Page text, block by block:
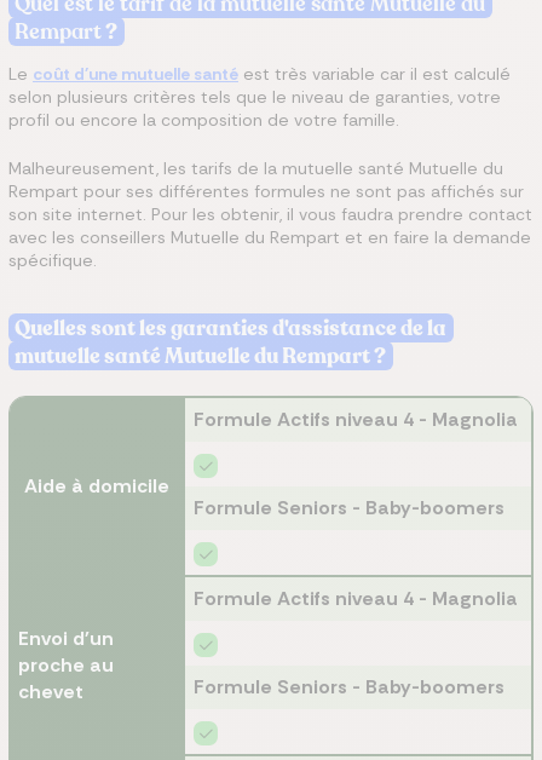
Rempart​?
Le coût d'une mutuelle santé est très variable car il est calculé
selon plusieurs critères tels que le niveau de garanties, votre
profil ou encore la composition de votre famille.
Malheureusement, les tarifs de la mutuelle santé Mutuelle du
Rempart pour ses différentes formules ne sont pas affichés sur
son site internet. Pour les obtenir, il vous faudra prendre contact
avec les conseillers Mutuelle du Rempart et en faire la demande
spécifique.
Quelles sont les garanties d'assistance de la
mutuelle santé Mutuelle du Rempart ?
Aide à domicile
Formule Actifs niveau 4 - Magnolia
Formule Seniors - Baby-boomers
Envoi d'un
proche au
chevet
Formule Actifs niveau 4 - Magnolia
Formule Seniors - Baby-boomers